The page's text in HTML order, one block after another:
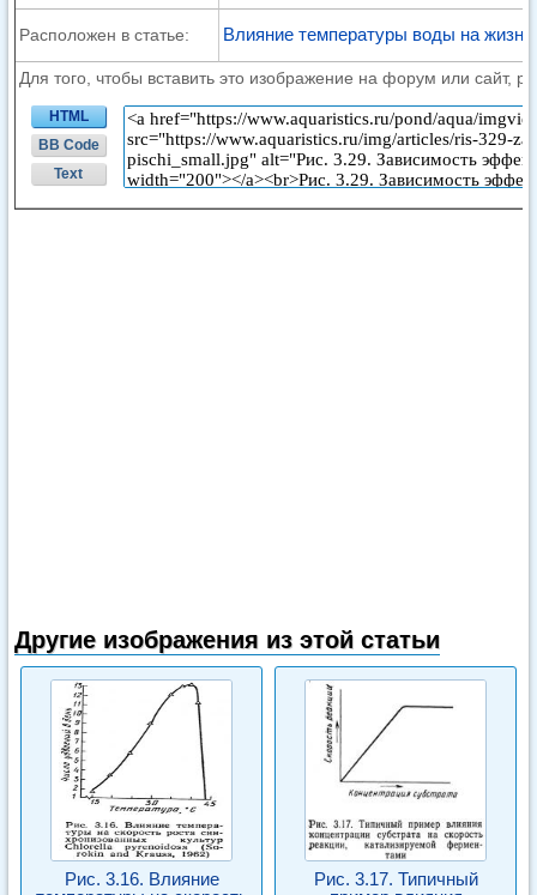
Расположен в статье: Влияние температуры воды на
Для того, чтобы вставить это изображение на форум или сайт,
HTML
BB Code
Text
Другие изображения из этой статьи
Рис. 3.16. Влияние
Рис. 3.17. Типичный